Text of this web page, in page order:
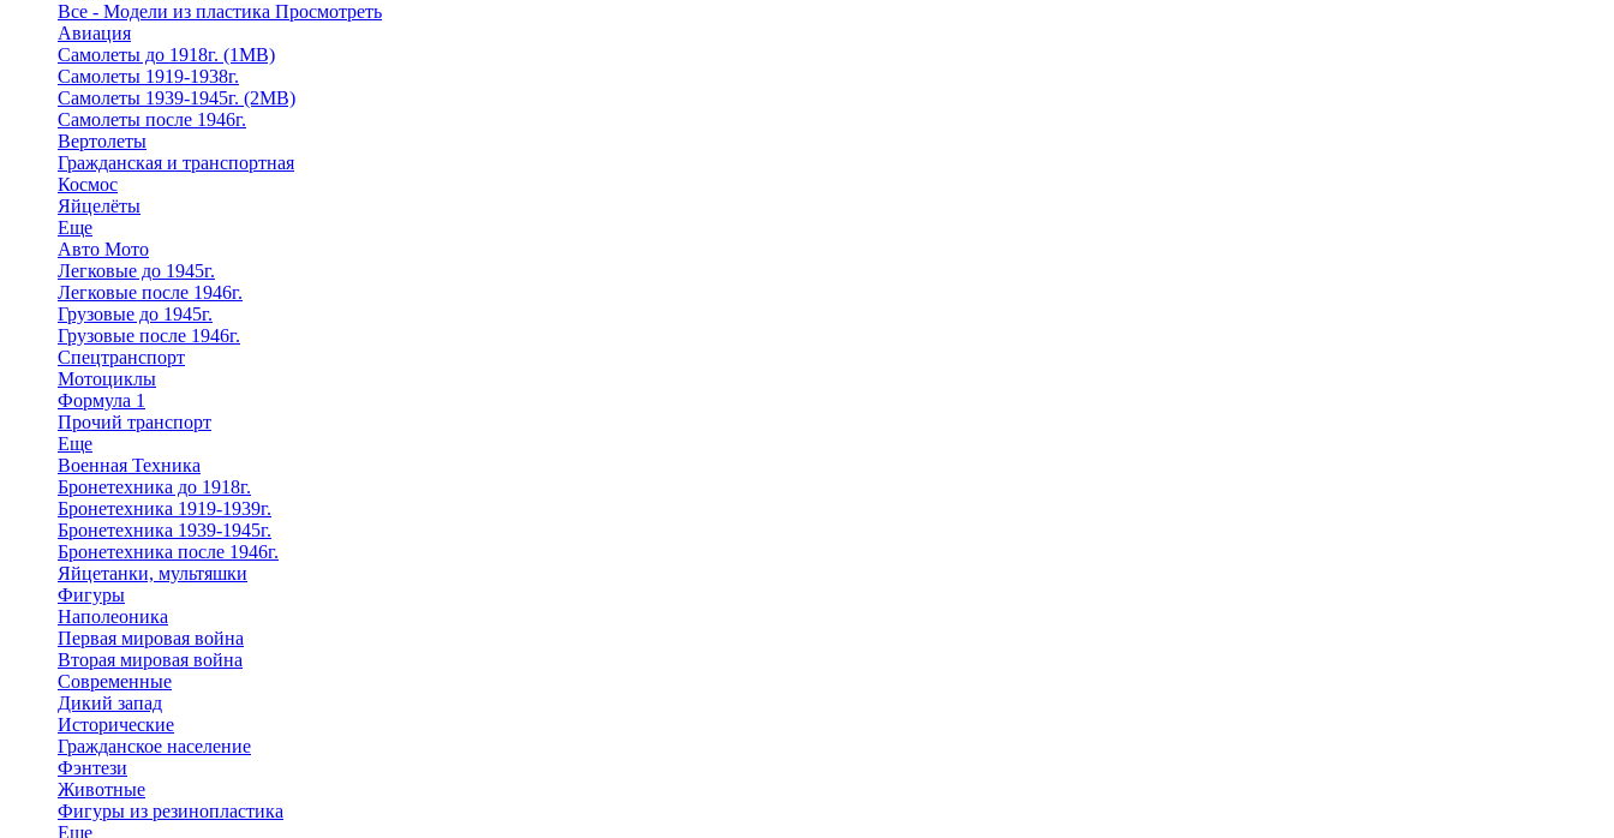
Все - Модели из пластика Просмотреть
Авиация
Самолеты до 1918г. (1МВ)
Самолеты 1919-1938г.
Самолеты 1939-1945г. (2МВ)
Самолеты после 1946г.
Вертолеты
Гражданская и транспортная
Космос
Яйцелёты
Еще
Авто Мото
Легковые до 1945г.
Легковые после 1946г.
Грузовые до 1945г.
Грузовые после 1946г.
Спецтранспорт
Мотоциклы
Формула 1
Прочий транспорт
Еще
Военная Техника
Бронетехника до 1918г.
Бронетехника 1919-1939г.
Бронетехника 1939-1945г.
Бронетехника после 1946г.
Яйцетанки, мультяшки
Фигуры
Наполеоника
Первая мировая война
Вторая мировая война
Современные
Дикий запад
Исторические
Гражданское население
Фэнтези
Животные
Фигуры из резинопластика
Еще